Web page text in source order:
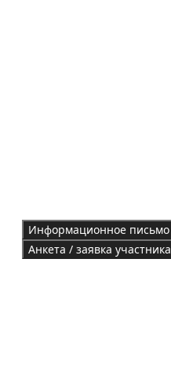
Информационное письмо
Анкета / заявка участника